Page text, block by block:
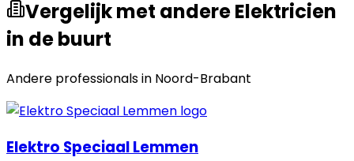
Vergelijk met andere Elektricien
in de buurt
Andere professionals in Noord-Brabant
Elektro Speciaal Lemmen